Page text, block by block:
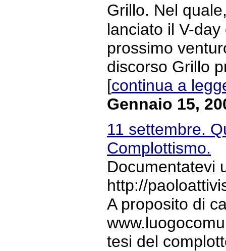
Grillo. Nel
lanciato il V-
prossimo
discorso Grillo
[continua a
Gennaio 15,
11 settembre.
Complottismo.
Documentatevi
http://
A proposito di
tesi del